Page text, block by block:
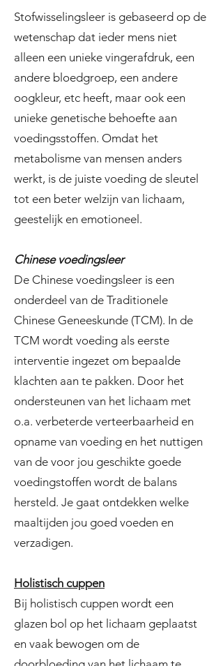
Stofwisselingsleer is gebaseerd op de
wetenschap dat ieder mens niet
alleen een unieke vingerafdruk, een
andere bloedgroep, een andere
oogkleur, etc heeft, maar ook een
unieke genetische behoefte aan
voedingsstoffen. Omdat het
metabolisme van mensen anders
werkt, is de juiste voeding de sleutel
tot een beter welzijn van lichaam,
geestelijk en emotioneel.
Chinese voedingsleer
De Chinese voedingsleer is een
onderdeel van de Traditionele
Chinese Geneeskunde (TCM). In de
TCM wordt voeding als eerste
interventie ingezet om bepaalde
klachten aan te pakken. Door het
ondersteunen van het lichaam met
o.a. verbeterde verteerbaarheid en
opname van voeding en het nuttigen
van de voor jou geschikte goede
voedingstoffen wordt de balans
hersteld. Je gaat ontdekken welke
maaltijden jou goed voeden en
verzadigen.
Holistisch cuppen
Bij holistisch cuppen wordt een
glazen bol op het lichaam geplaatst
en vaak bewogen om de